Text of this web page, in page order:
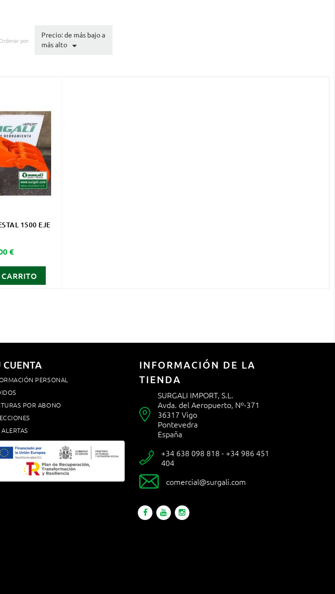
Ordenar por:
Precio: de más bajo a
más alto 
1500 EJE
€
CUENTA
PERSONAL
POR ABONO
INFORMACIÓN DE LA
TIENDA

SURGALI IMPORT, S.L.
Avda. del Aeropuerto, Nº-371
36317 Vigo
Pontevedra
España

+34 638 098 818 - +34 986 451
404
 comercial@surgali.com